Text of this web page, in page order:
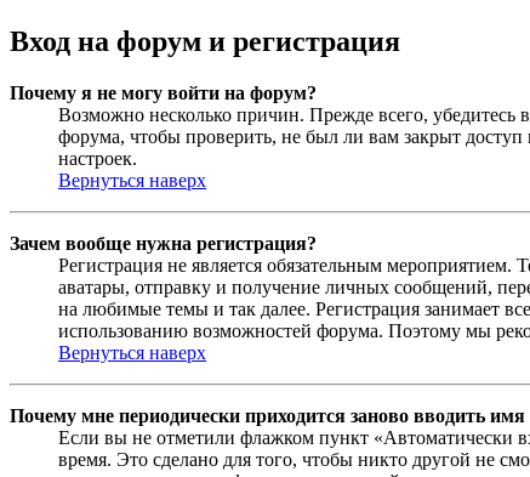
Вход на форум и регистрация
Почему я не могу войти на форум?
Возможно несколько причин. Прежде всего, убедитесь
форума, чтобы проверить, не был ли вам закрыт
настроек.
Вернуться наверх
Зачем вообще нужна регистрация?
Регистрация не является обязательным
аватары, отправку и получение личных сообщений,
на любимые темы и так далее. Регистрация занимает
использованию возможностей форума. Поэтому мы
Вернуться наверх
Почему мне периодически приходится заново вводить имя
Если вы не отметили флажком пункт «Автоматически
время. Это сделано для того, чтобы никто другой не